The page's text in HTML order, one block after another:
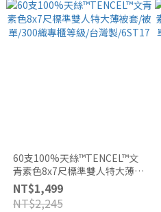
60支100%天絲™TENCEL™文
青素色8x7尺標準雙人特大薄被
套/被單/300織專櫃等級/台灣
製/6ST17
NT$1,499
NT$2,245